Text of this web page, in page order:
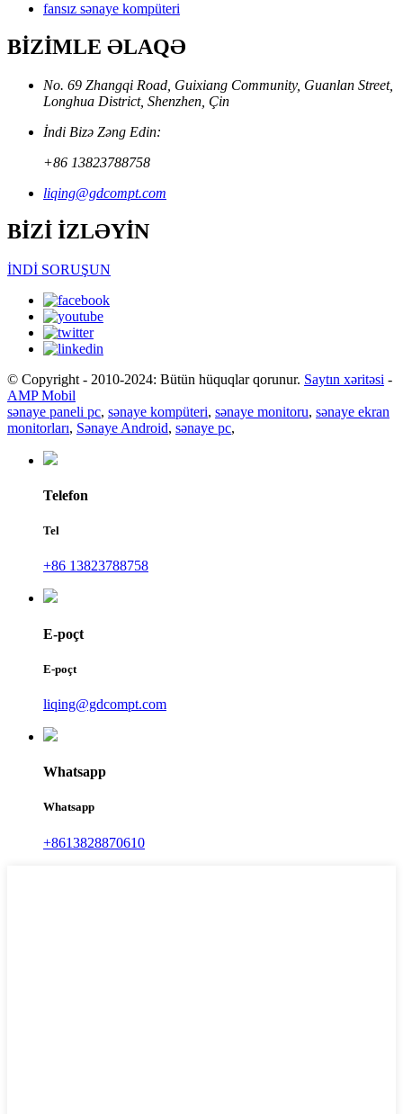
fansız sənaye kompüteri
BİZİMLE ƏLAQƏ
No. 69 Zhangqi Road, Guixiang Community, Guanlan Street,
Longhua District, Shenzhen, Çin
İndi Bizə Zəng Edin:
+86 13823788758
liqing@gdcompt.com
BİZİ İZLƏYİN
İNDİ SORUŞUN
© Copyright - 2010-2024: Bütün hüquqlar qorunur. Saytın xəritəsi -
AMP Mobil
sənaye paneli pc, sənaye kompüteri, sənaye monitoru, sənaye ekran
monitorları, Sənaye Android, sənaye pc,
Telefon
Tel
+86 13823788758
E-poçt
E-poçt
liqing@gdcompt.com
Whatsapp
Whatsapp
+8613828870610